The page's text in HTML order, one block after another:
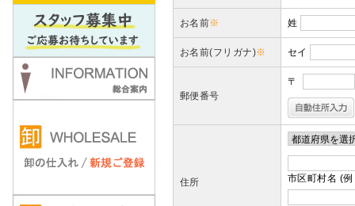
お名前※ 姓
お名前(フリガナ)※ セイ
郵便番号
〒
住所 市区町村名 (